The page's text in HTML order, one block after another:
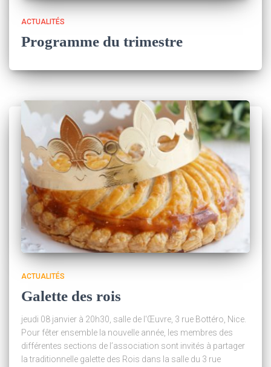
ACTUALITÉS
Programme du trimestre
ACTUALITÉS
Galette des rois
jeudi 08 janvier à 20h30, salle de l'Œuvre, 3 rue Bottéro, Nice.
Pour fêter ensemble la nouvelle année, les membres des
différentes sections de l’association sont invités à partager
la traditionnelle galette des Rois dans la salle du 3 rue